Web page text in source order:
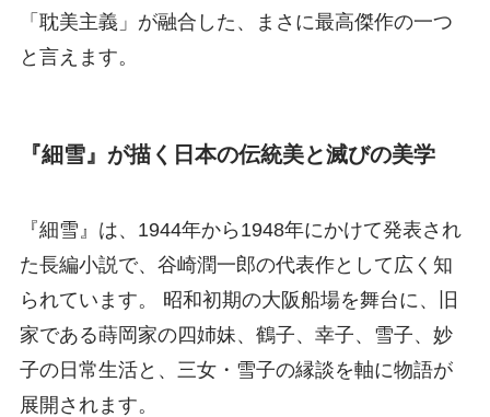
「耽美主義」が融合した、まさに最高傑作の一つ
と言えます。
『細雪』が描く日本の伝統美と滅びの美学
『細雪』は、1944年から1948年にかけて発表され
た長編小説で、谷崎潤一郎の代表作として広く知
られています。 昭和初期の大阪船場を舞台に、旧
家である蒔岡家の四姉妹、鶴子、幸子、雪子、妙
子の日常生活と、三女・雪子の縁談を軸に物語が
展開されます。